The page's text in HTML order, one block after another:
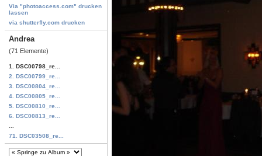
Via "photoaccess.com" drucken
lassen
via shutterfly.com drucken
Andrea
(71 Elemente)
1. DSC00798_re...
2. DSC00799_re...
3. DSC00804_re...
4. DSC00805_re...
5. DSC00810_re...
6. DSC00813_re...
71. DSC03508_re...